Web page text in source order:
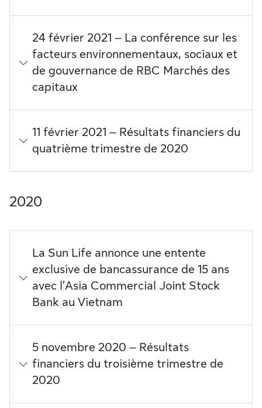
24 février 2021 – La conférence sur les
facteurs environnementaux, sociaux et
de gouvernance de RBC Marchés des
capitaux
11 février 2021 – Résultats financiers du
quatrième trimestre de 2020
2020
La Sun Life annonce une entente
exclusive de bancassurance de 15 ans
avec l’Asia Commercial Joint Stock
Bank au Vietnam
5 novembre 2020 – Résultats
financiers du troisième trimestre de
2020